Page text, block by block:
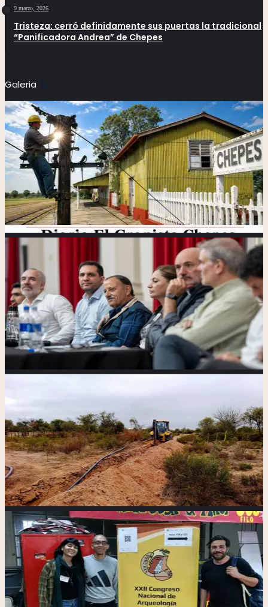
9 marzo, 2026
Tristeza: cerró definidamente sus puertas la tradicional
“Panificadora Andrea” de Chepes
Galeria